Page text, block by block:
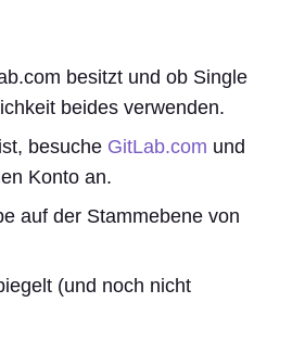
besitzt und ob Single
beides verwenden.
besuche GitLab.com und
Konto an.
auf der Stammebene von
(und noch nicht